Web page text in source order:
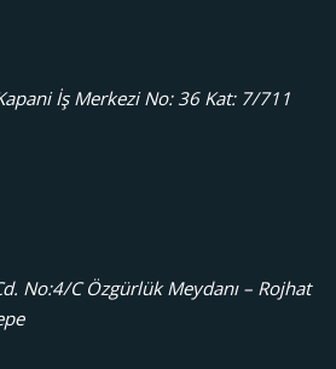
İş Merkezi No: 36 Kat: 7/711
No:4/C Özgürlük Meydanı – Rojhat